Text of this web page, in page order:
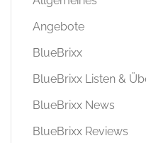
Angebote
BlueBrixx
BlueBrixx Listen &
BlueBrixx News
BlueBrixx Reviews